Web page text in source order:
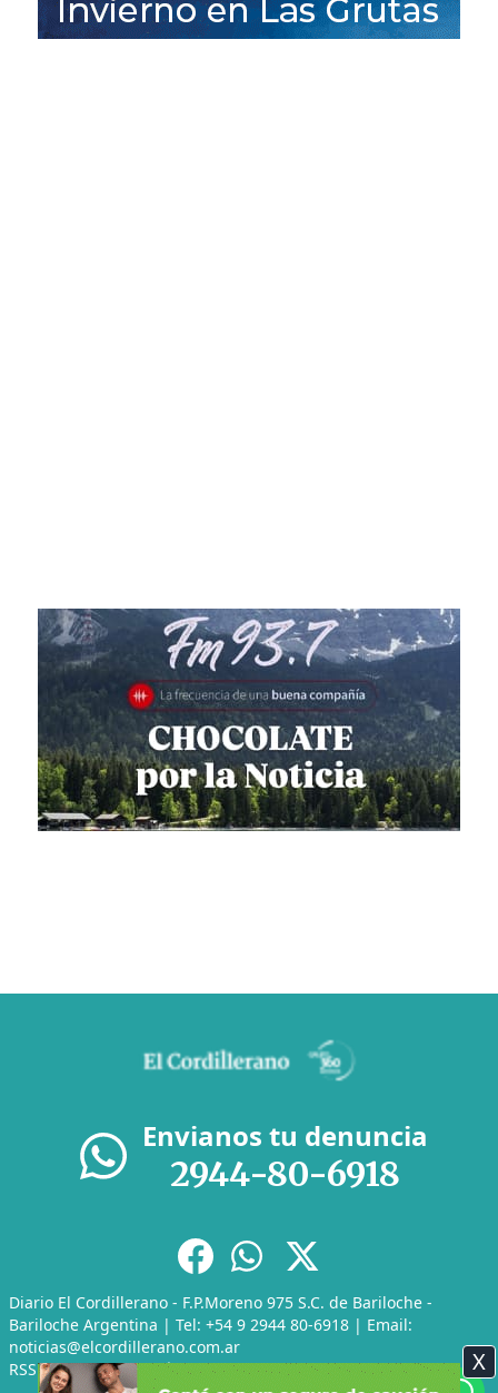
Envianos tu denuncia
2944-80-6918
Diario El Cordillerano - F.P.Moreno 975 S.C. de Bariloche -
Bariloche Argentina | Tel: +54 9 2944 80-6918 | Email:
noticias@elcordillerano.com.ar
RSS|Media Kit|Políticas de Privacidad|Archivo X